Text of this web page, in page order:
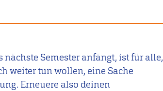
nächste Semester anfängt, ist für alle,
weiter tun wollen, eine Sache
Erneuere also deinen